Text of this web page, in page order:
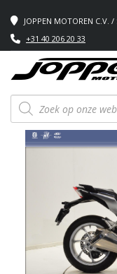
JOPPEN MOTOREN C.V. /
+31 40 206 20 33
Producten
zoeken